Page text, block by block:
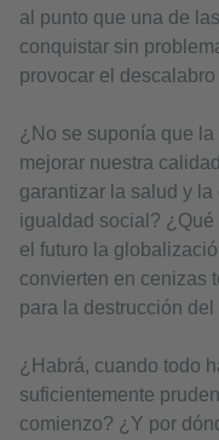
al punto que una de
conquistar sin
provocar el
¿No se suponía que
mejorar nuestra
garantizar la salud y
igualdad social?
el futuro la
convierten en cenizas
para la destrucción del
¿Habrá, cuando todo
suficientemente
comienzo? ¿Y por